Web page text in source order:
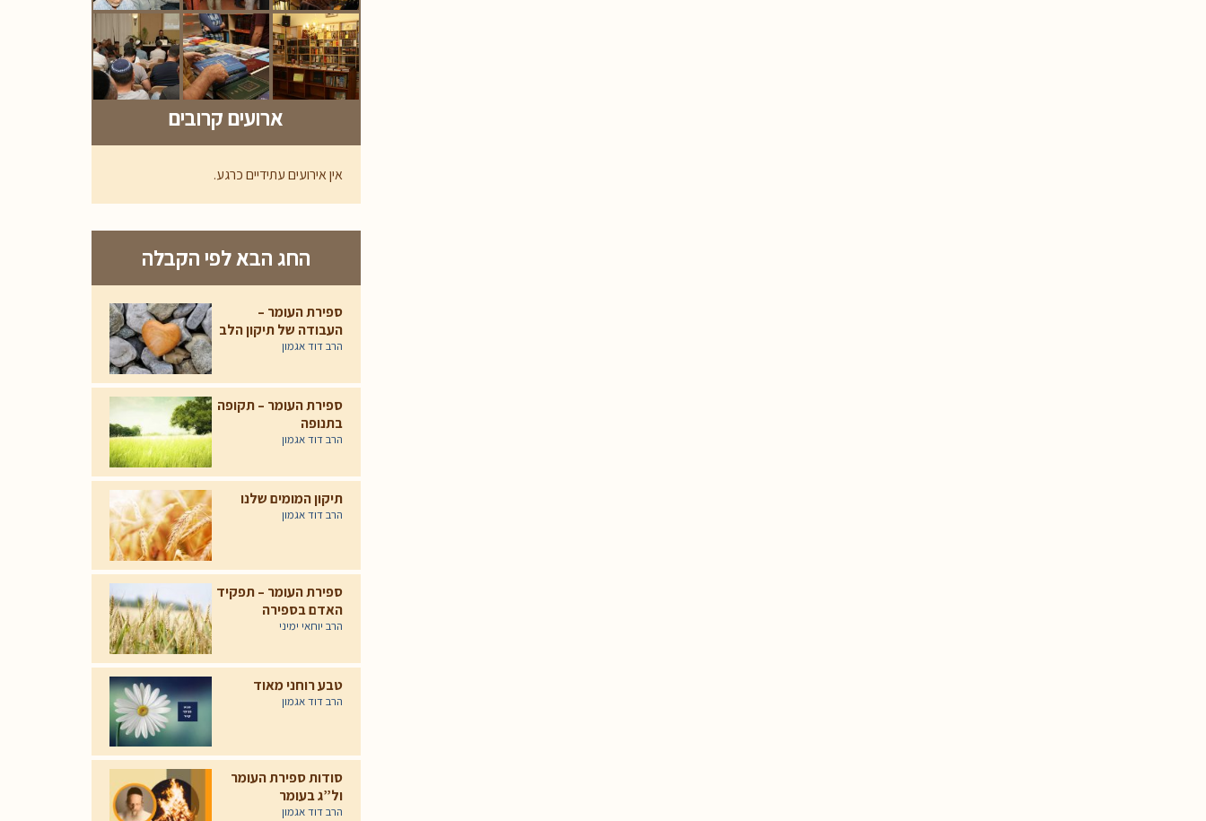
ארועים קרובים
אין אירועים עתידיים כרגע.
החג הבא לפי הקבלה
ספירת העומר –
העבודה של תיקון הלב
הרב דוד אגמון
ספירת העומר – תקופה
בתנופה
הרב דוד אגמון
תיקון המומים שלנו
הרב דוד אגמון
ספירת העומר – תפקיד
האדם בספירה
הרב יוחאי ימיני
טבע רוחני מאוד
הרב דוד אגמון
סודות ספירת העומר
ול”ג בעומר
הרב דוד אגמון